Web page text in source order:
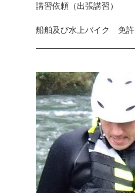
講習依頼（出張講習）
船舶及び水上バイク 免許